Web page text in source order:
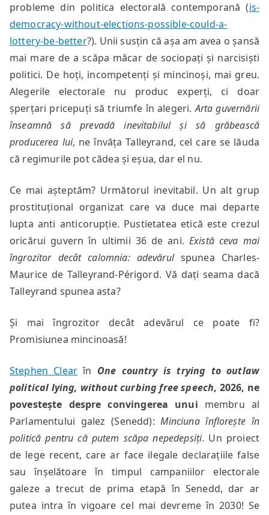
probleme din politica electorală contemporană (is-
democracy-without-elections-possible-could-a-
lottery-be-better?). Unii susțin că așa am avea o șansă
mai mare de a scăpa măcar de sociopați și narcisiști
politici. De hoți, incompetenți și mincinoși, mai greu.
Alegerile electorale nu produc experți, ci doar
șperțari pricepuți să triumfe în alegeri.Arta guvernării
înseamnă să prevadă inevitabilul și să grăbească
producerea lui, ne învăța Talleyrand, cel care se lăuda
că regimurile pot cădea și eșua, dar el nu.
Ce mai așteptăm? Următorul inevitabil. Un alt grup
prostituțional organizat care va duce mai departe
lupta anti anticorupție. Pustietatea etică este crezul
oricărui guvern în ultimii 36 de ani. Există ceva mai
îngrozitor decât calomnia: adevărulspunea Charles-
Maurice de Talleyrand-Périgord. Vă dați seama dacă
Talleyrand spunea asta?
Și mai îngrozitor decât adevărul ce poate fi?
Promisiunea mincinoasă!
Stephen Clear în One country is trying to outlaw
political lying, without curbing free speech, 2026, ne
povestește despre convingerea unui membru al
Parlamentului galez (Senedd):Minciuna înflorește în
politică pentru că putem scăpa nepedepsiți. Un proiect
de lege recent, care ar face ilegale declarațiile false
sau înșelătoare în timpul campaniilor electorale
galeze a trecut de prima etapă în Senedd, dar ar
putea intra în vigoare cel mai devreme în 2030! Se